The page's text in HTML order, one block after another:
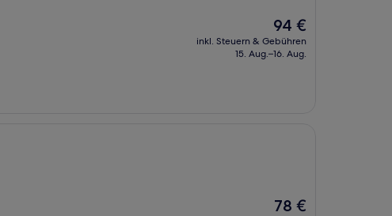
Der
Preis
beträgt
94 €
inkl. Steuern & Gebühren
15. Aug.–16. Aug.
Der
78 €